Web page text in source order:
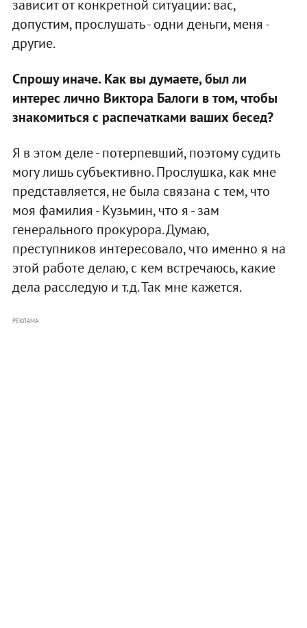
зависит от конкретной ситуации: вас,
допустим, прослушать - одни деньги, меня -
другие.
Спрошу иначе. Как вы думаете, был ли
интерес лично Виктора Балоги в том, чтобы
знакомиться с распечатками ваших бесед?
Я в этом деле - потерпевший, поэтому судить
могу лишь субъективно. Прослушка, как мне
представляется, не была связана с тем, что
моя фамилия - Кузьмин, что я - зам
генерального прокурора. Думаю,
преступников интересовало, что именно я на
этой работе делаю, с кем встречаюсь, какие
дела расследую и т.д. Так мне кажется.
РЕКЛАМА